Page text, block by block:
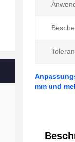
mm und